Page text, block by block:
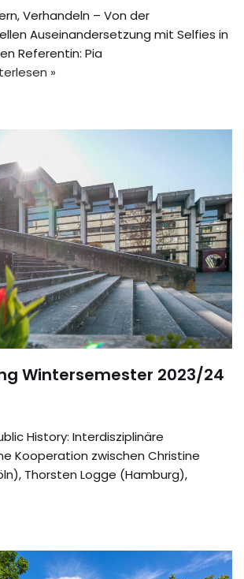
Verhandeln – Von der
Auseinandersetzung mit Selfies in
Referentin: Pia
»
Wintersemester 2023/24
History: Interdisziplinäre
Kooperation zwischen Christine
Thorsten Logge (Hamburg),